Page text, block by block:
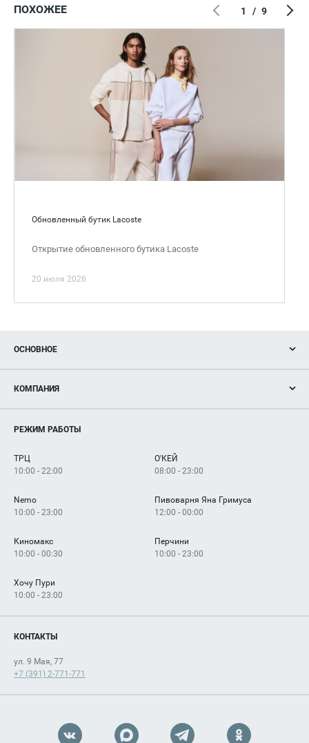
ПОХОЖЕЕ
Обновленный бутик Lacoste
Открытие обновленного бутика Lacoste
20 июля 2026
1 / 9
ОСНОВНОЕ
Новости
Магазины
Услуги
КОМПАНИЯ
Рекламодателям
Как добраться
РЕЖИМ РАБОТЫ
ТРЦ
10:00 - 22:00
О'КЕЙ
08:00 - 23:00
Nemo
10:00 - 23:00
Пивоварня Яна Гримуса
12:00 - 00:00
Киномакс
10:00 - 00:30
Перчини
10:00 - 23:00
Хочу Пури
10:00 - 23:00
КОНТАКТЫ
ул. 9 Мая, 77
+7 (391) 2-771-771